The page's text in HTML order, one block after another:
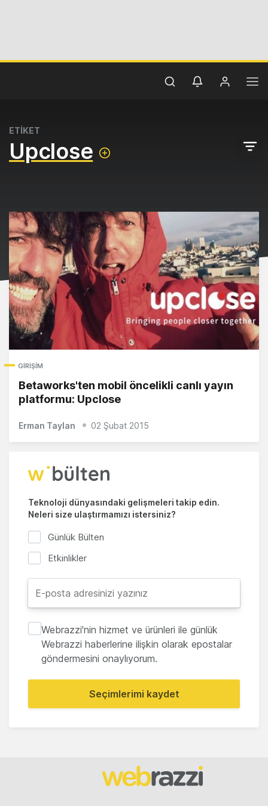
ETİKET
Upclose
GIRIŞIM
Betaworks'ten mobil öncelikli canlı yayın
platformu: Upclose
Erman Taylan 02 Şubat 2015
Teknoloji dünyasındaki gelişmeleri takip edin.
Neleri size ulaştırmamızı istersiniz?
Günlük Bülten
Etkinlikler
Webrazzi'nin hizmet ve ürünleri ile günlük
Webrazzi haberlerine ilişkin olarak epostalar
göndermesini onaylıyorum.
Seçimlerimi kaydet